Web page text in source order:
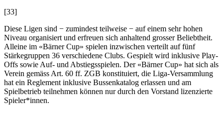
[33]
Diese Ligen sind − zumindest teilweise − auf einem sehr hohen
Niveau organisiert und erfreuen sich anhaltend grosser Beliebtheit.
Alleine im «Bärner Cup» spielen inzwischen verteilt auf fünf
Stärkegruppen 36 verschiedene Clubs. Gespielt wird inklusive Play-
Offs sowie Auf- und Abstiegsspielen. Der «Bärner Cup» hat sich als
Verein gemäss Art. 60 ff. ZGB konstituiert, die Liga-Versammlung
hat ein Reglement inklusive Bussenkatalog erlassen und am
Spielbetrieb teilnehmen können nur durch den Vorstand lizenzierte
Spieler*innen.